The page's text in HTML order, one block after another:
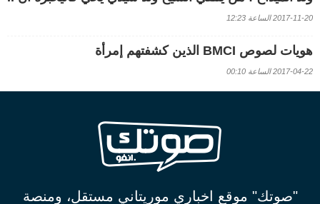
2017-11-20 الساعة 12:23
هويات لصوص BMCI الذين كشفتهم إمرأة
2017-04-22 الساعة 00:10
"صوتك" موقع اخباري موريتاني مستقل، ومنصة